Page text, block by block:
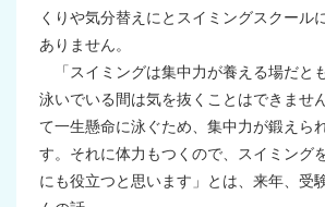
くりや気分替えにとスイミングスクール
ありません。
「スイミングは集中力が養える場だと
泳いでいる間は気を抜くことはできませ
て一生懸命に泳ぐため、集中力が鍛えら
す。それに体力もつくので、スイミング
にも役立つと思います」とは、来年、受